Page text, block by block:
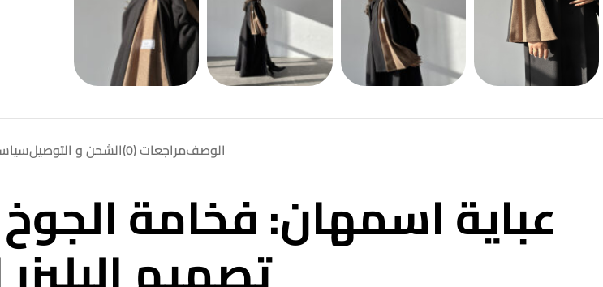
الوصفمراجعات (0) الشحن و التوصيل
عباية اسمهان: فخامة